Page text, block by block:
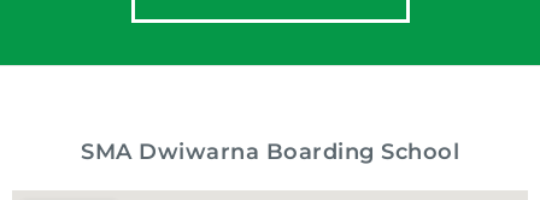
SMA Dwiwarna Boarding School